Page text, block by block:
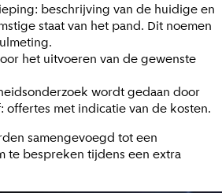
beschrijving van de huidige en
staat van het pand. Dit noemen
het uitvoeren van de gewenste
wordt gedaan door
met indicatie van de kosten.
samengevoegd tot een
te bespreken tijdens een extra